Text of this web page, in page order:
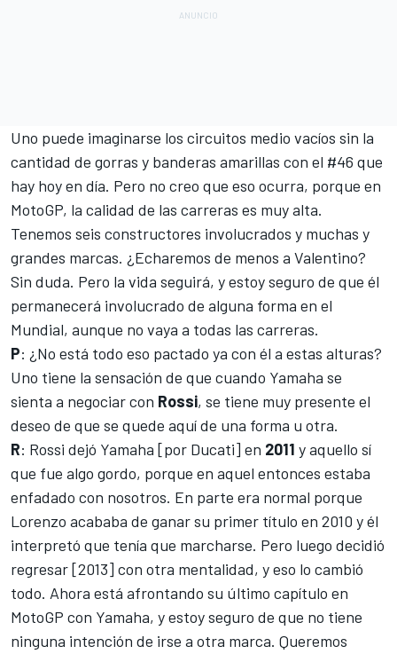
Uno puede imaginarse los circuitos medio vacíos sin la
cantidad de gorras y banderas amarillas con el #46 que
hay hoy en día. Pero no creo que eso ocurra, porque en
MotoGP, la calidad de las carreras es muy alta.
Tenemos seis constructores involucrados y muchas y
grandes marcas. ¿Echaremos de menos a Valentino?
Sin duda. Pero la vida seguirá, y estoy seguro de que él
permanecerá involucrado de alguna forma en el
Mundial, aunque no vaya a todas las carreras.
P: ¿No está todo eso pactado ya con él a estas alturas?
Uno tiene la sensación de que cuando Yamaha se
sienta a negociar con Rossi, se tiene muy presente el
deseo de que se quede aquí de una forma u otra.
R: Rossi dejó Yamaha [por Ducati] en 2011 y aquello sí
que fue algo gordo, porque en aquel entonces estaba
enfadado con nosotros. En parte era normal porque
Lorenzo acababa de ganar su primer título en 2010 y él
interpretó que tenía que marcharse. Pero luego decidió
regresar [2013] con otra mentalidad, y eso lo cambió
todo. Ahora está afrontando su último capítulo en
MotoGP con Yamaha, y estoy seguro de que no tiene
ninguna intención de irse a otra marca. Queremos